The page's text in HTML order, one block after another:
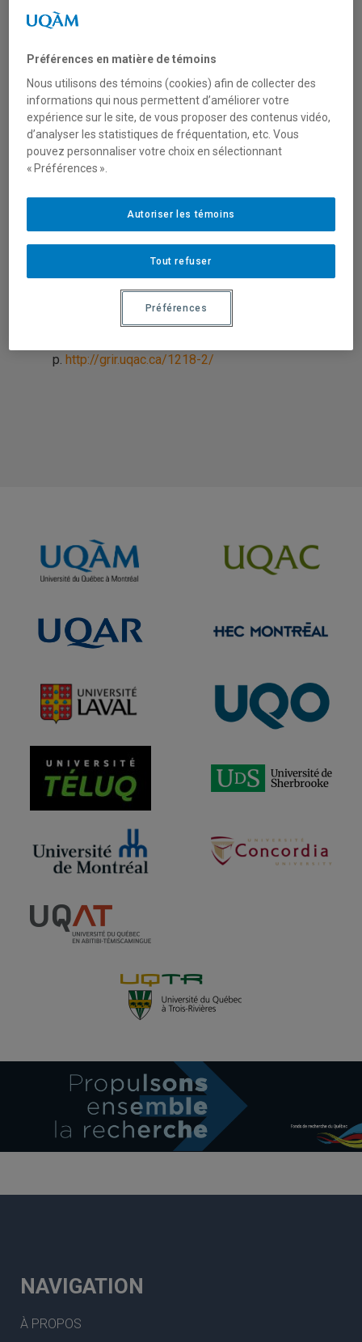
SOINS CHEZ LES
TRAVAILLEURS PROCHES
AIDANTS
Marco Alberio, membre régulier du CRISES et
titulaire de laChaire de recherche du Canada
en innovation sociale et développement des
recherche et d’intervention régionales [GRIR],
Université du Québec à Chicoutimi l’article :
AIDER ET TRAVAILLER : LA CONCILIATION
TRAVAIL-SOINS CHEZ LES TRAVAILLEURS
p. http://grir.uqac.ca/1218-2/
NAVIGATION
À PROPOS
Préférences en matière de témoins
Nous utilisons des témoins (cookies) afin de collecter des
informations qui nous permettent d’améliorer votre
expérience sur le site, de vous proposer des contenus vidéo,
d’analyser les statistiques de fréquentation, etc. Vous
pouvez personnaliser votre choix en sélectionnant
« Préférences ».
Tout refuser
Autoriser les témoins
Préférences